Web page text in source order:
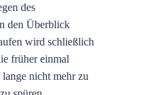
des
den Überblick
wird schließlich
früher einmal
nicht mehr zu